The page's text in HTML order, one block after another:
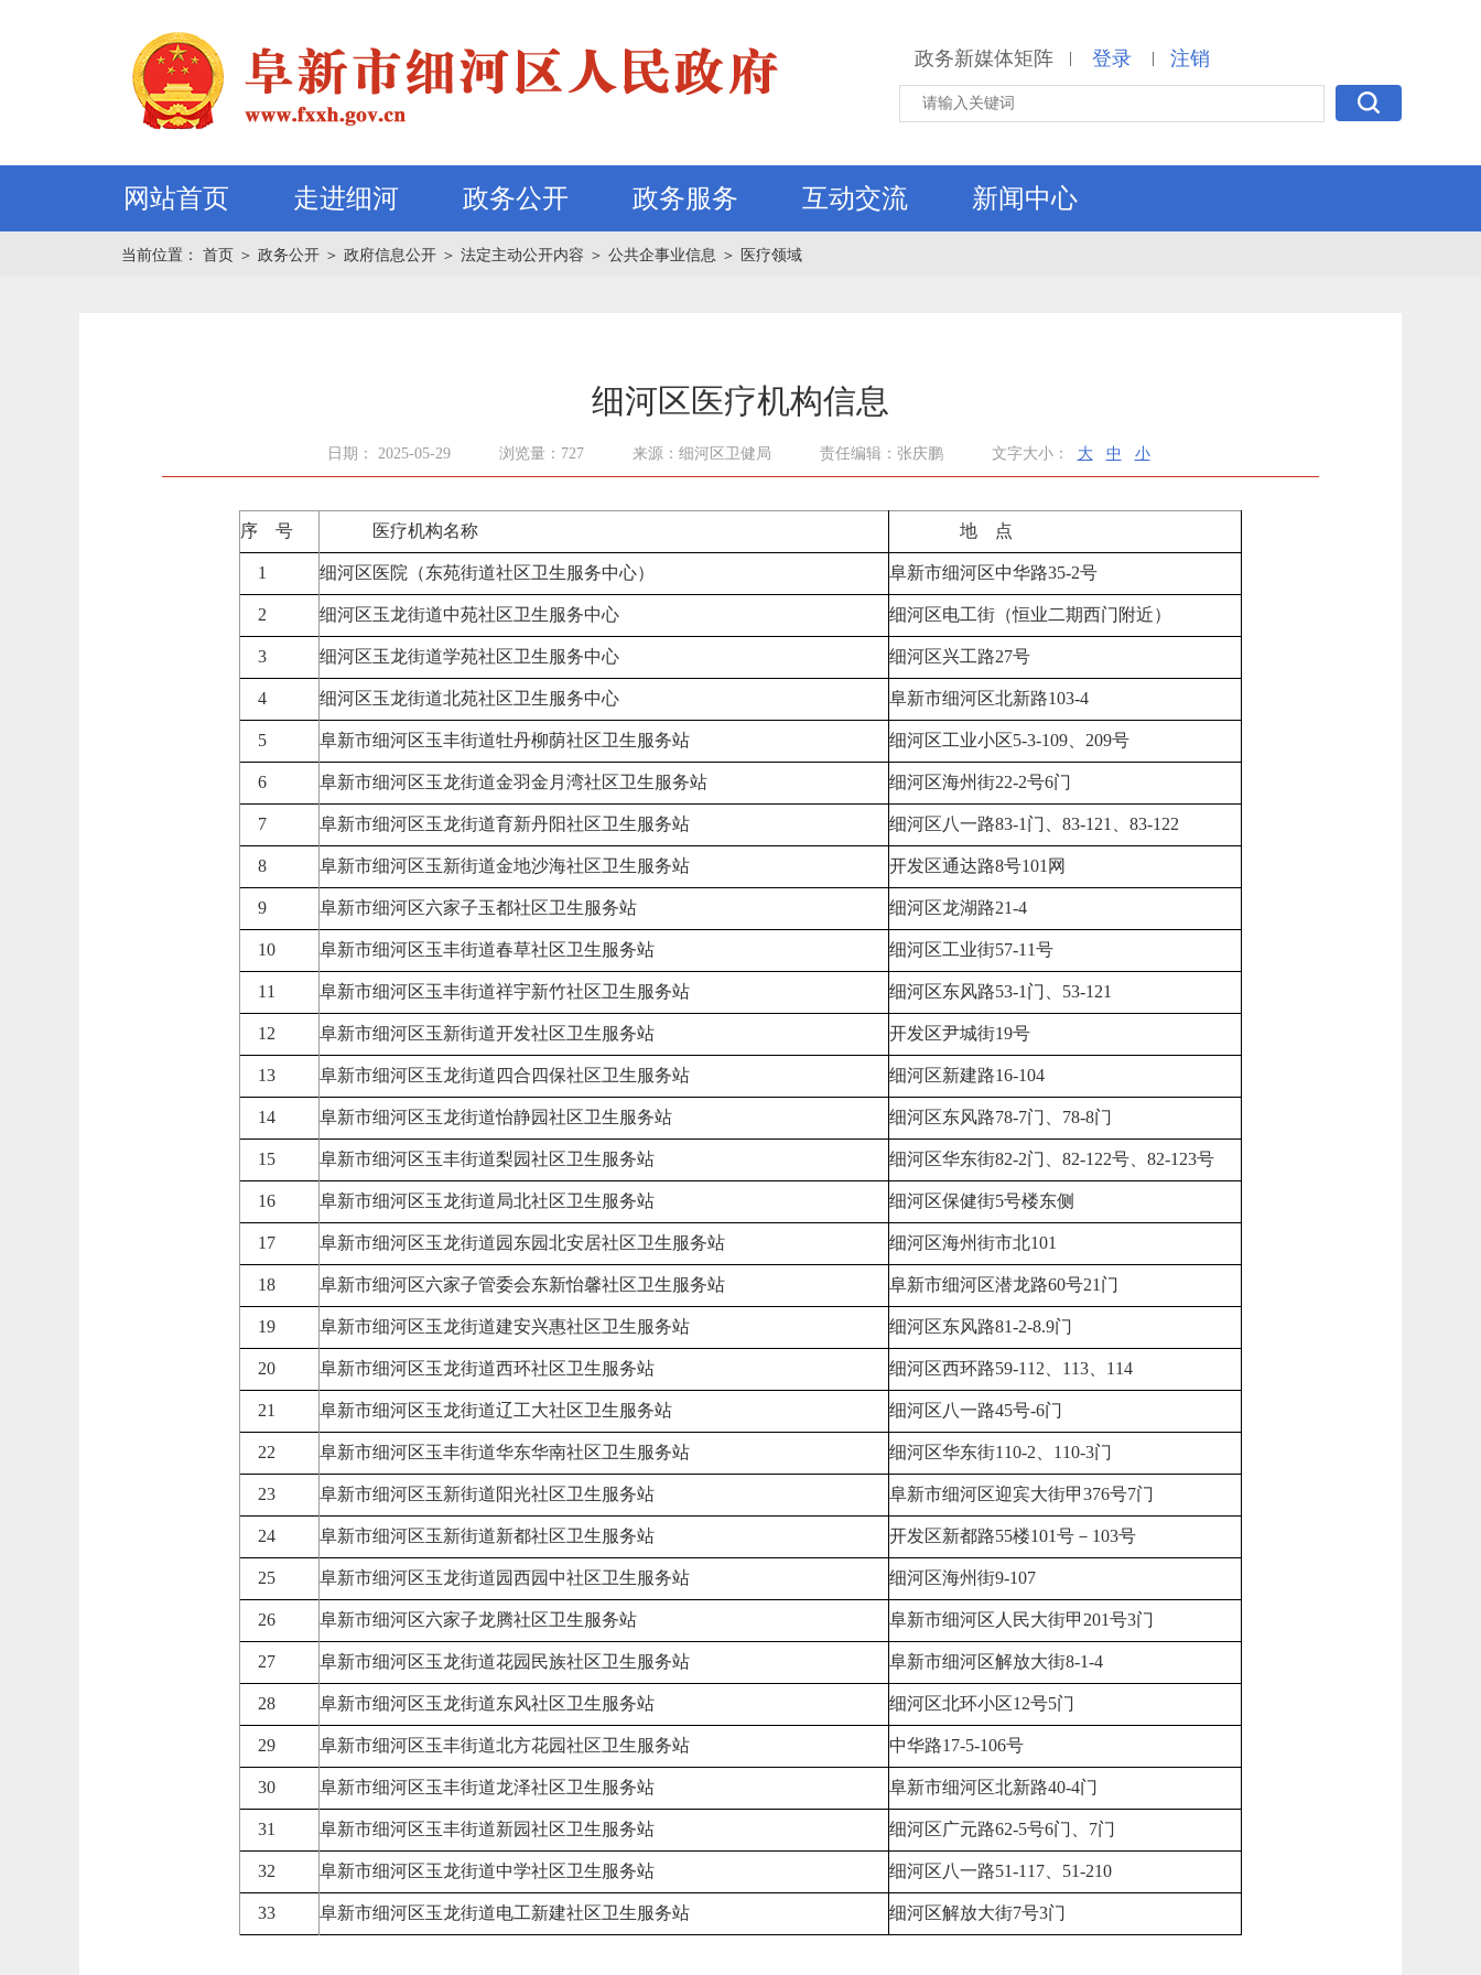
政务新媒体矩阵 | 登录 | 注销
网站首页 走进细河 政务公开 政务服务 互动交流 新闻中心
当前位置： 首页 ＞ 政务公开 ＞ 政府信息公开 ＞ 法定主动公开内容 ＞ 公共企事业信息 ＞ 医疗领域
细河区医疗机构信息
日期： 2025-05-29 浏览量：727 来源：细河区卫健局 责任编辑：张庆鹏 文字大小： 大 中 小
序 号 医疗机构名称 地 点
1 细河区医院（东苑街道社区卫生服务中心） 阜新市细河区中华路35-2号
2 细河区玉龙街道中苑社区卫生服务中心 细河区电工街（恒业二期西门附近）
3 细河区玉龙街道学苑社区卫生服务中心 细河区兴工路27号
4 细河区玉龙街道北苑社区卫生服务中心 阜新市细河区北新路103-4
5 阜新市细河区玉丰街道牡丹柳荫社区卫生服务站 细河区工业小区5-3-109、209号
6 阜新市细河区玉龙街道金羽金月湾社区卫生服务站 细河区海州街22-2号6门
7 阜新市细河区玉龙街道育新丹阳社区卫生服务站 细河区八一路83-1门、83-121、83-122
8 阜新市细河区玉新街道金地沙海社区卫生服务站 开发区通达路8号101网
9 阜新市细河区六家子玉都社区卫生服务站 细河区龙湖路21-4
10 阜新市细河区玉丰街道春草社区卫生服务站 细河区工业街57-11号
11 阜新市细河区玉丰街道祥宇新竹社区卫生服务站 细河区东风路53-1门、53-121
12 阜新市细河区玉新街道开发社区卫生服务站 开发区尹城街19号
13 阜新市细河区玉龙街道四合四保社区卫生服务站 细河区新建路16-104
14 阜新市细河区玉龙街道怡静园社区卫生服务站 细河区东风路78-7门、78-8门
15 阜新市细河区玉丰街道梨园社区卫生服务站 细河区华东街82-2门、82-122号、82-123号
16 阜新市细河区玉龙街道局北社区卫生服务站 细河区保健街5号楼东侧
17 阜新市细河区玉龙街道园东园北安居社区卫生服务站 细河区海州街市北101
18 阜新市细河区六家子管委会东新怡馨社区卫生服务站 阜新市细河区潜龙路60号21门
19 阜新市细河区玉龙街道建安兴惠社区卫生服务站 细河区东风路81-2-8.9门
20 阜新市细河区玉龙街道西环社区卫生服务站 细河区西环路59-112、113、114
21 阜新市细河区玉龙街道辽工大社区卫生服务站 细河区八一路45号-6门
22 阜新市细河区玉丰街道华东华南社区卫生服务站 细河区华东街110-2、110-3门
23 阜新市细河区玉新街道阳光社区卫生服务站 阜新市细河区迎宾大街甲376号7门
24 阜新市细河区玉新街道新都社区卫生服务站 开发区新都路55楼101号－103号
25 阜新市细河区玉龙街道园西园中社区卫生服务站 细河区海州街9-107
26 阜新市细河区六家子龙腾社区卫生服务站 阜新市细河区人民大街甲201号3门
27 阜新市细河区玉龙街道花园民族社区卫生服务站 阜新市细河区解放大街8-1-4
28 阜新市细河区玉龙街道东风社区卫生服务站 细河区北环小区12号5门
29 阜新市细河区玉丰街道北方花园社区卫生服务站 中华路17-5-106号
30 阜新市细河区玉丰街道龙泽社区卫生服务站 阜新市细河区北新路40-4门
31 阜新市细河区玉丰街道新园社区卫生服务站 细河区广元路62-5号6门、7门
32 阜新市细河区玉龙街道中学社区卫生服务站 细河区八一路51-117、51-210
33 阜新市细河区玉龙街道电工新建社区卫生服务站 细河区解放大街7号3门